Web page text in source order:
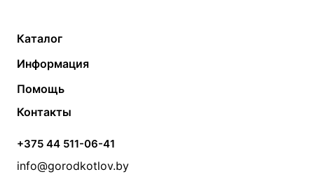
Каталог
Твердотопливные котлы
Электрические котлы
Банные печи
Камины и печи
Теплый пол
Радиаторы
Насосы
Дымоходы
Информация
Контакты
Статьи
Акции
Производители
Помощь
Монтаж систем отопления
Прайс по монтажу систем отопления
Контакты
+375 44 511-06-41
info@gorodkotlov.by